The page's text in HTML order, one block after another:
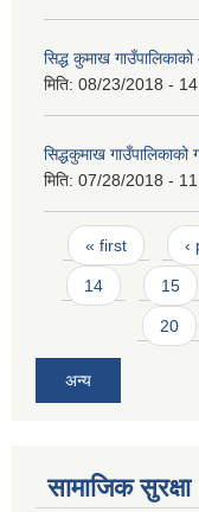
सिद्ध कुमाख
मिति: 08/23/2018 -
सिद्धकुमाख
मिति: 07/28/2018 -
Pages
« first ‹
14 15
20
अन्य
सामाजिक सुरक्षा